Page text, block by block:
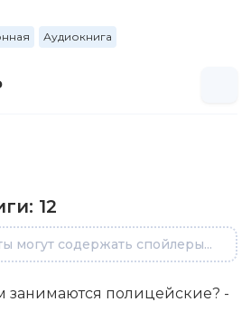
Аудиокнига
12
могут содержать спойлеры...
занимаются полицейские? -